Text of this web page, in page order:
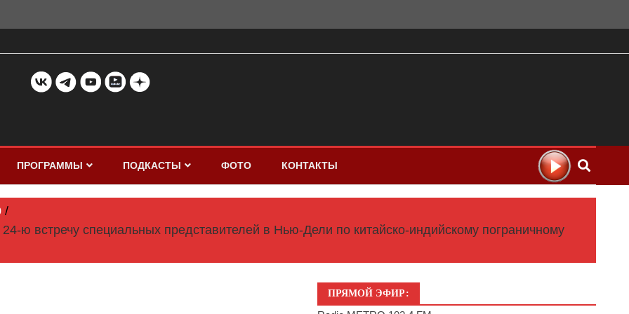
ПРОГРАММЫ ПОДКАСТЫ ФОТО КОНТАКТЫ
ю встречу специальных представителей в Нью-Дели по китайско-индийскому пограничному
ПРЯМОЙ ЭФИР: